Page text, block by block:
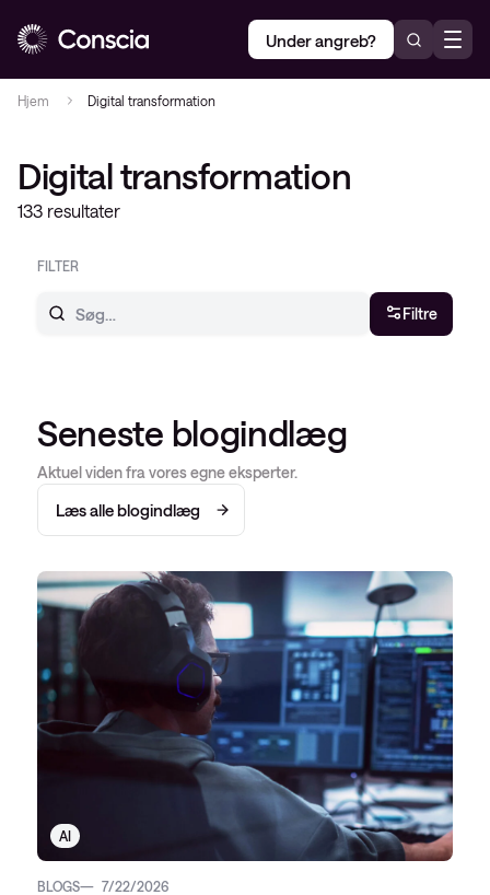
Under angreb?
Hjem Digital transformation
Digital transformation
133 resultater
FILTER
Filtre
Seneste blogindlæg
Aktuel viden fra vores egne eksperter.
Læs alle blogindlæg
AI
BLOGS 7/22/2026